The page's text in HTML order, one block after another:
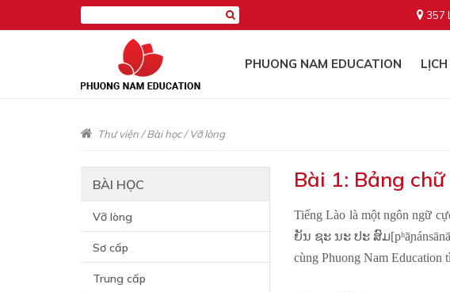
357
PHUONG NAM EDUCATION
Thư viện/Bài học/Vỡ lòng
BÀI HỌC
Vỡ lòng
Sơ cấp
Trung cấp
Bài 1: Bảng chữ
Tiếng Lào là một ngôn ngữ
ຍັນ ຊະ ນະ ປະ ສົມ
cùng Phuong Nam Education